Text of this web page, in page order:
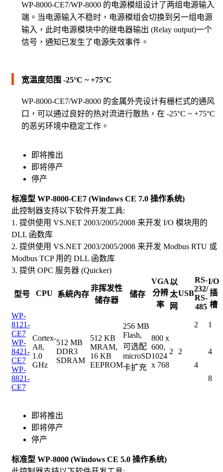
WP-8000-CE7/WP-8000 的电源模组设计了两组电源输入
端。当电源输入不稳时，电源模组会切换到另一组电源
输入，此时电源模块中的继电器输出 (Relay output)一个
信号，通知已发生了电源失效事件。
宽温度范围 -25°C ~ +75°C
WP-8000-CE7/WP-8000 的金属外壳设计有栅栏式的通风
口，可以通过良好的热对流进行散热，在 -25°C ~ +75°C
的恶劣环境中稳定工作。
即将推出
即将停产
停产
标准型 WP-8000-CE7 (Windows CE 7.0 操作系统)
此控制器支持以下软件开发工具:
1. 提供使用 VS.NET 2003/2005/2008 来开发 I/O 模块用的
DLL 函数库
2. 提供使用 VS.NET 2003/2005/2008 来开发 Modbus RTU 或
Modbus TCP 用的 DLL 函数库
3. 提供 OPC 服务器 (Quicker)
型号 CPU 系統內存
非挥发性
储存器
储存
VGA
分辨
率
以
太
网
USB
RS-
232/
RS-
485
I/O
插
槽
WP-
8121-
CE7
Cortex-
A8,
1.0
GHz
512 MB
DDR3
SDRAM
512 KB
MRAM,
16 KB
EEPROM
256 MB
Flash,
可选配
microSD
卡扩充
800 x
600,
1024
x 768
2 2
2 1
WP-
8421-
CE7
4
4
WP-
8821-
CE7
8
即将推出
即将停产
停产
标准型 WP-8000 (Windows CE 5.0 操作系统)